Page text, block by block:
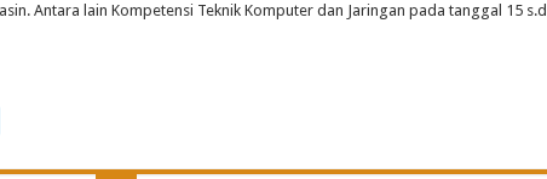
Antara lain Kompetensi Teknik Komputer dan Jaringan pada tanggal 15 s.d